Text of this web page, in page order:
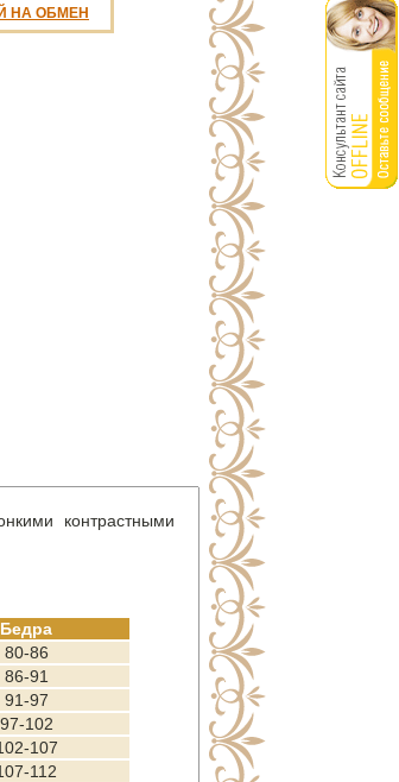
НА ОБМЕН
контрастными
Бедра
80-86
86-91
91-97
97-102
107
112